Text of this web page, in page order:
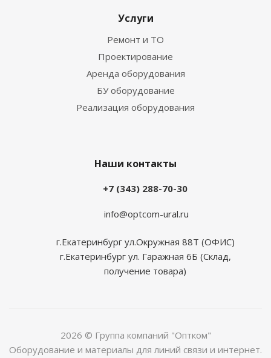
Услуги
Ремонт и ТО
Проектирование
Аренда оборудования
БУ оборудование
Реализация оборудования
Наши контакты
+7 (343) 288-70-30
info@optcom-ural.ru
г.Екатеринбург ул.Окружная 88Т (ОФИС)
г.Екатеринбург ул. Гаражная 6Б (Склад,
получение товара)
2026 © Группа компаний "Оптком"
Оборудование и материалы для линий связи и интернет.